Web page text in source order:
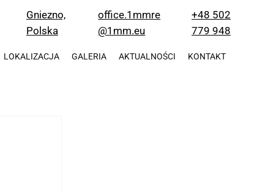
Gniezno,
Polska
office.1mmre
@1mm.eu
+48 502
779 948
LOKALIZACJA GALERIA AKTUALNOŚCI KONTAKT